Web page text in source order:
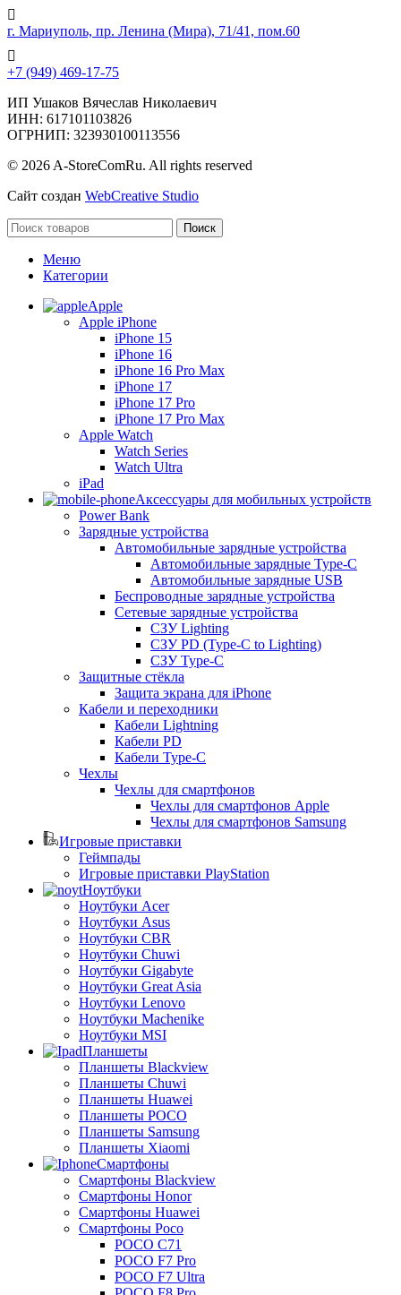
г. Мариуполь, пр. Ленина (Мира), 71/41, пом.60
+7 (949) 469-17-75
ИП Ушаков Вячеслав Николаевич
ИНН: 617101103826
ОГРНИП: 323930100113556
© 2026 A-StoreComRu. All rights reserved
Сайт создан WebCreative Studio
Поиск
Меню
Категории
Apple
Apple iPhone
iPhone 15
iPhone 16
iPhone 16 Pro Max
iPhone 17
iPhone 17 Pro
iPhone 17 Pro Max
Apple Watch
Watch Series
Watch Ultra
iPad
Аксессуары для мобильных устройств
Power Bank
Зарядные устройства
Автомобильные зарядные устройства
Автомобильные зарядные Type-C
Автомобильные зарядные USB
Беспроводные зарядные устройства
Сетевые зарядные устройства
СЗУ Lighting
СЗУ PD (Type-C to Lighting)
СЗУ Type-C
Защитные стёкла
Защита экрана для iPhone
Кабели и переходники
Кабели Lightning
Кабели PD
Кабели Type-C
Чехлы
Чехлы для смартфонов
Чехлы для смартфонов Apple
Чехлы для смартфонов Samsung
Игровые приставки
Геймпады
Игровые приставки PlayStation
Ноутбуки
Ноутбуки Acer
Ноутбуки Asus
Ноутбуки CBR
Ноутбуки Chuwi
Ноутбуки Gigabyte
Ноутбуки Great Asia
Ноутбуки Lenovo
Ноутбуки Machenike
Ноутбуки MSI
Планшеты
Планшеты Blackview
Планшеты Chuwi
Планшеты Huawei
Планшеты POCO
Планшеты Samsung
Планшеты Xiaomi
Смартфоны
Смартфоны Blackview
Смартфоны Honor
Смартфоны Huawei
Смартфоны Poco
POCO C71
POCO F7 Pro
POCO F7 Ultra